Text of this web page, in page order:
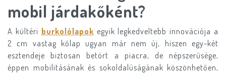
mobil járdakőként?
A kültéri burkolólapok egyik legkedveltebb innovációja a
2 cm vastag kőlap ugyan már nem új, hiszen egy-két
esztendeje biztosan betört a piacra, de népszerűsége,
éppen mobilitásának és sokoldalúságának köszönhetően,